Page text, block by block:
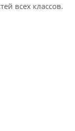
всех классов.